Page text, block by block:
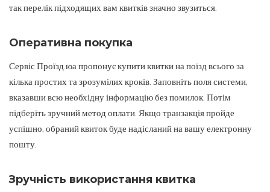
так перелік підходящих вам квитків значно звузиться.
Оперативна покупка
Сервіс Проїзд.юа пропонує купити квитки на поїзд всього за
кілька простих та зрозумілих кроків. Заповніть поля системи,
вказавши всю необхідну інформацію без помилок. Потім
підберіть зручний метод оплати. Якщо транзакція пройде
успішно, обраний квиток буде надісланий на вашу електронну
пошту.
Зручність використання квитка